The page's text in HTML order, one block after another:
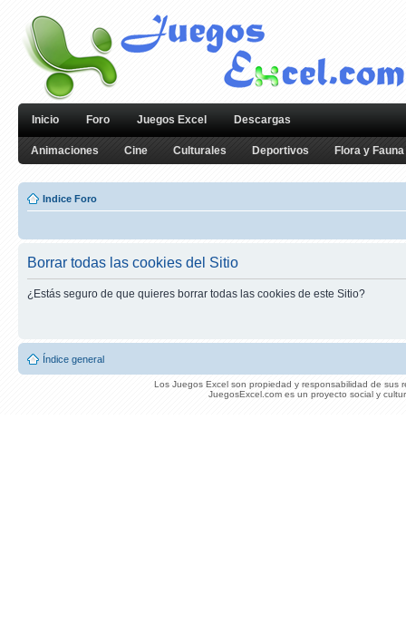
Inicio Foro Juegos Excel Descargas
Animaciones Cine Culturales Deportivos Flora y Fauna
Indice Foro
Borrar todas las cookies del Sitio
¿Estás seguro de que quieres borrar todas las cookies de este Sitio?
Índice general
Los Juegos Excel son propiedad y responsabilidad de sus
JuegosExcel.com es un proyecto social y